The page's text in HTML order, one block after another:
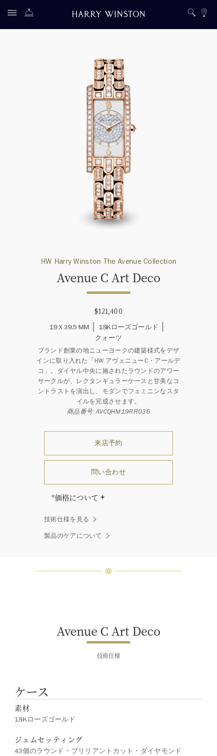
HW Harry Winston The Avenue Collection
Avenue C Art Deco
$121,400
19 X 39.5 MM
18Kローズゴールド
クォーツ
ブランド創業の地ニューヨークの建築様式をデザ
インに取り入れた「HW アヴェニューC・アールデ
コ」。ダイヤル中央に施されたラウンドのアワー
サークルが、レクタンギュラーケースと甘美なコ
ントラストを演出し、モダンでフェミニンなスタ
イルを完成させます。
商品番号: AVCQHM19RR036
来店予約
問い合わせ
*価格について
ありません」創始者ハリー・ウィン
ストンはそう語りました。ハリー・
ウィンストンによって厳選された最
の個性を有する天然の素材であるた
技術仕様を見る
製品のケアについて
Avenue C Art Deco
技術仕様
ケース
素材
18Kローズゴールド
ジェムセッティング
43個のラウンド・ブリリアントカット・ダイヤモンド